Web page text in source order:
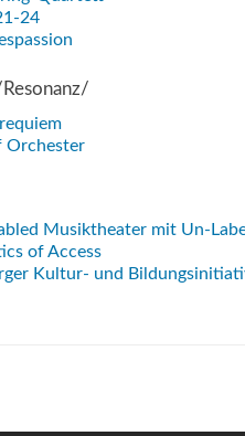
24
Orchester
Musiktheater mit Un-
of Access
Kultur- und